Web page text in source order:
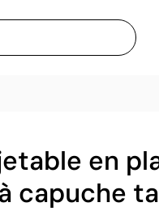
en
capuche